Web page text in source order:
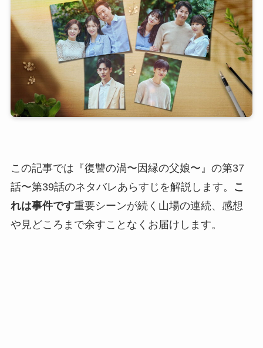
この記事では『復讐の渦〜因縁の父娘〜』の第37
話〜第39話のネタバレあらすじを解説します。
こ
れは事件です重要シーンが続く山場の連続、感想
や見どころまで余すことなくお届けします。